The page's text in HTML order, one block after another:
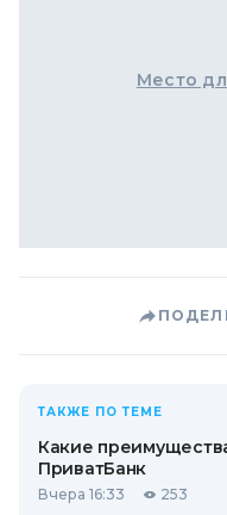
Место
ТАКЖЕ ПО ТЕМЕ
Какие
ПриватБанк
Вчера 16:33 253